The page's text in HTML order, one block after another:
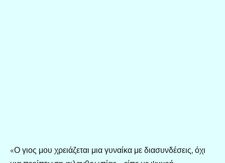
«Ο γιος μου χρειάζεται μια γυναίκα με διασυνδέσεις, όχι